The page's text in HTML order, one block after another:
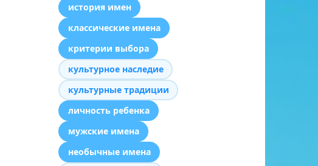
история имен
классические имена
критерии выбора
культурное наследие
культурные традиции
личность ребенка
мужские имена
необычные имена